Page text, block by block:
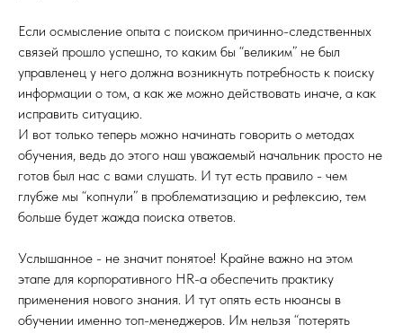
Если осмысление опыта с поиском причинно-следственных
связей прошло успешно, то каким бы “великим” не был
управленец у него должна возникнуть потребность к поиску
информации о том, а как же можно действовать иначе, а как
исправить ситуацию.
И вот только теперь можно начинать говорить о методах
обучения, ведь до этого наш уважаемый начальник просто не
готов был нас с вами слушать. И тут есть правило - чем
глубже мы “копнули” в проблематизацию и рефлексию, тем
больше будет жажда поиска ответов.
Услышанное - не значит понятое! Крайне важно на этом
этапе для корпоративного HR-а обеспечить практику
применения нового знания. И тут опять есть нюансы в
обучении именно топ-менеджеров. Им нельзя “потерять